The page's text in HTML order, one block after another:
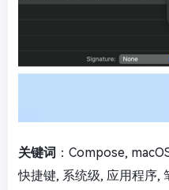
关键词 ：Compose,
快捷键, 系统级, 应用程序,